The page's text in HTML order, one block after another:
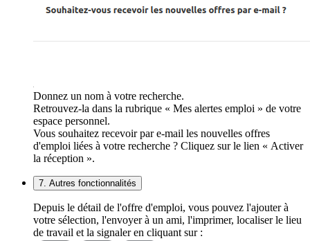
Donnez un nom à votre recherche.
Retrouvez-la dans la rubrique « Mes alertes emploi » de votre
espace personnel.
Vous souhaitez recevoir par e-mail les nouvelles offres
d'emploi liées à votre recherche ? Cliquez sur le lien « Activer
la réception ».
7. Autres fonctionnalités
Depuis le détail de l'offre d'emploi, vous pouvez l'ajouter à
votre sélection, l'envoyer à un ami, l'imprimer, localiser le lieu
de travail et la signaler en cliquant sur :